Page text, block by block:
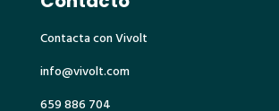
Contacta con Vivolt
info@vivolt.com
659 886 704